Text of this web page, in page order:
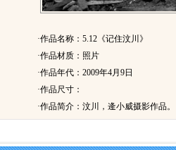
·作品名称：5.12《记住汶川》
·作品材质：照片
·作品年代：2009年4月9日
·作品尺寸：
·作品简介： 汶川，逄小威摄影作品。